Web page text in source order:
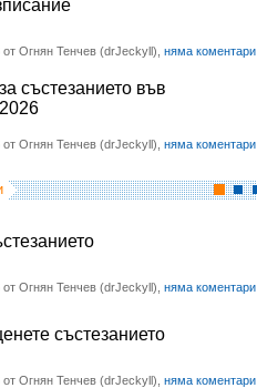
от Огнян Тенчев (drJeckyll), няма коментари
състезанието във
от Огнян Тенчев (drJeckyll), няма коментари
от Огнян Тенчев (drJeckyll), няма коментари
състезанието
от Огнян Тенчев (drJeckyll), няма коментари